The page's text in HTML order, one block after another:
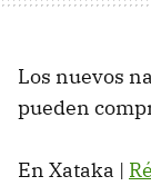
Los nuevos
pueden
En Xataka |